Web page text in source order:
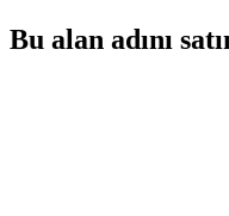
Bu alan adını